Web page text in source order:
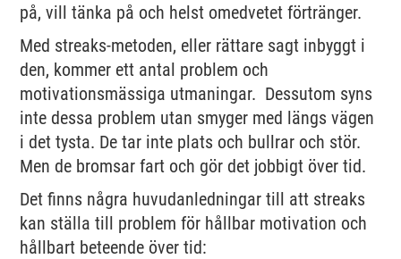
på, vill tänka på och helst omedvetet förtränger.
Med streaks-metoden, eller rättare sagt inbyggt i
den, kommer ett antal problem och
motivationsmässiga utmaningar. Dessutom syns
inte dessa problem utan smyger med längs vägen
i det tysta. De tar inte plats och bullrar och stör.
Men de bromsar fart och gör det jobbigt över tid.
Det finns några huvudanledningar till att streaks
kan ställa till problem för hållbar motivation och
hållbart beteende över tid: